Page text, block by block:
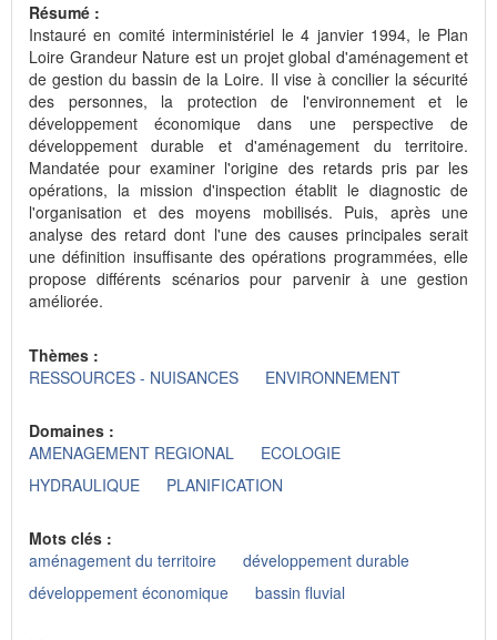
Résumé :
Instauré en comité interministériel le 4 janvier 1994, le Plan
Loire Grandeur Nature est un projet global d'aménagement et
de gestion du bassin de la Loire. Il vise à concilier la sécurité
des personnes, la protection de l'environnement et le
développement économique dans une perspective de
développement durable et d'aménagement du territoire.
Mandatée pour examiner l'origine des retards pris par les
opérations, la mission d'inspection établit le diagnostic de
l'organisation et des moyens mobilisés. Puis, après une
analyse des retard dont l'une des causes principales serait
une définition insuffisante des opérations programmées, elle
propose différents scénarios pour parvenir à une gestion
améliorée.
Thèmes :
RESSOURCES - NUISANCES
ENVIRONNEMENT
Domaines :
AMENAGEMENT REGIONAL
ECOLOGIE
HYDRAULIQUE
PLANIFICATION
Mots clés :
aménagement du territoire
développement durable
développement économique
bassin fluvial